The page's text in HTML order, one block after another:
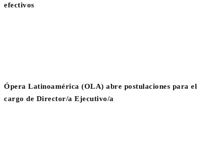
efectivos
Ópera Latinoamérica (OLA) abre postulaciones para el
cargo de Director/a Ejecutivo/a